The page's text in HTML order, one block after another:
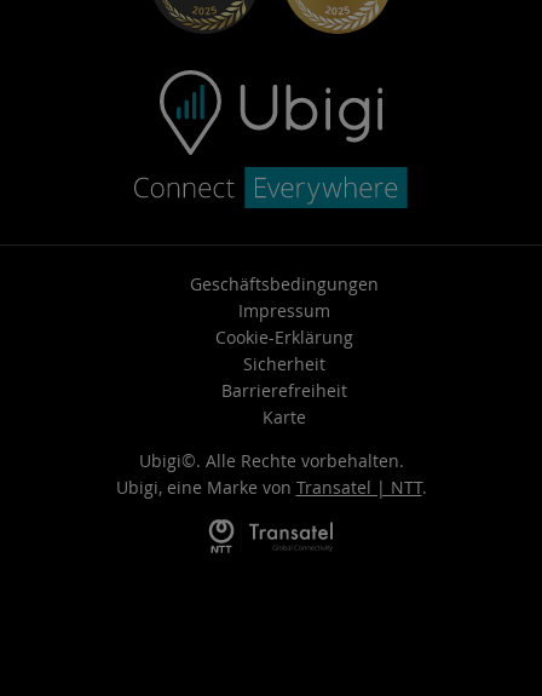
Support kontaktieren
Geschäftsbedingungen
Impressum
Cookie-Erklärung
Sicherheit
Barrierefreiheit
Karte
Ubigi©. Alle Rechte vorbehalten.
Ubigi, eine Marke von Transatel | NTT.